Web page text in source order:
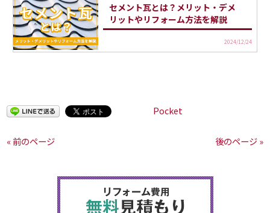
セメント瓦とは？メリット・デメ
リットやリフォーム方法を解説
2024/12/24
Pocket
« 前のページ 後のページ »